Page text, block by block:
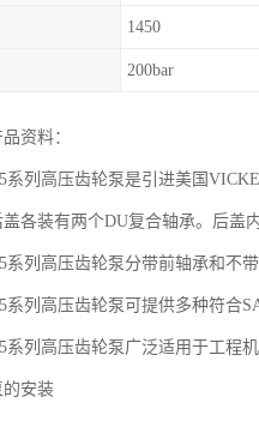
1450
200bar
资料：
系列高压齿轮泵是引进美国
盖各装有两个DU复合轴承。后盖
系列高压齿轮泵分带前轴承和不
系列高压齿轮泵可提供多种符合
系列高压齿轮泵广泛适用于工程
的安装